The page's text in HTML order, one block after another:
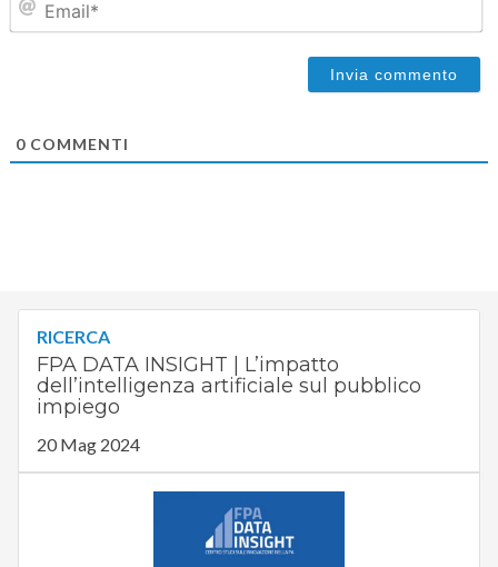
0COMMENTI
RICERCA
FPA DATA INSIGHT | L’impatto
dell’intelligenza artificiale sul pubblico
impiego
20 Mag 2024